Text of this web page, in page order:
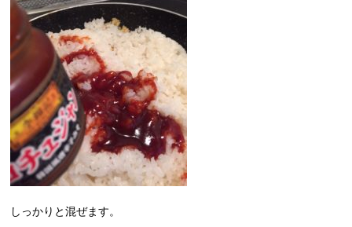
しっかりと混ぜます。